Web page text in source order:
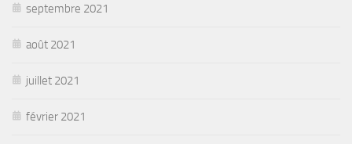
septembre 2021
août 2021
juillet 2021
février 2021